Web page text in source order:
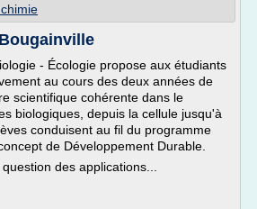
- Écologie propose aux étudiants
au cours des deux années de
scientifique cohérente dans le
biologiques, depuis la cellule jusqu'à
conduisent au fil du programme
de Développement Durable.
des applications...